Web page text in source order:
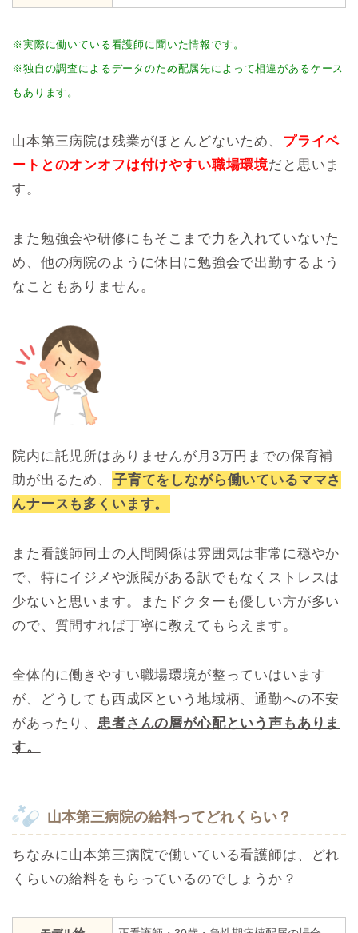
※実際に働いている看護師に聞いた情報です。
※独自の調査によるデータのため配属先によって相違があるケース
もあります。
山本第三病院は残業がほとんどないため、 プライベ
ートとのオンオフは付けやすい職場環境だと思いま
す。
また勉強会や研修にもそこまで力を入れていないた
め、他の病院のように休日に勉強会で出勤するよう
なこともありません。
院内に託児所はありませんが月3万円までの保育補
助が出るため、
子育てをしながら働いているママさ
んナースも多くいます。
また看護師同士の人間関係は雰囲気は非常に穏やか
で、特にイジメや派閥がある訳でもなくストレスは
少ないと思います。またドクターも優しい方が多い
ので、質問すれば丁寧に教えてもらえます。
全体的に働きやすい職場環境が整っていはいます
が、どうしても西成区という地域柄、通勤への不安
があったり、患者さんの層が心配という声もありま
す。
山本第三病院の給料ってどれくらい？
ちなみに山本第三病院で働いている看護師は、どれ
くらいの給料をもらっているのでしょうか？